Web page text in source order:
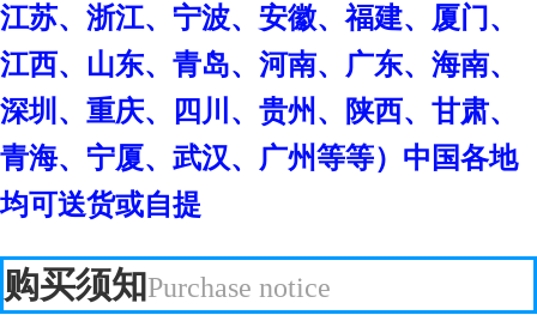
江苏、浙江、宁波、安徽、福建、厦门、
江西、山东、青岛、河南、广东、海南、
深圳、重庆、四川、贵州、陕西、甘肃、
青海、宁厦、武汉、广州等等）中国各地
均可送货或自提
购买须知Purchase notice